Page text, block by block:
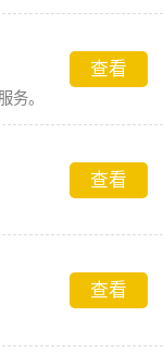
务。
查看
查看
查看